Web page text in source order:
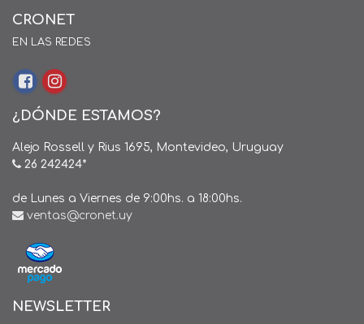
CRONET
EN LAS REDES
¿DÓNDE ESTAMOS?
Alejo Rossell y Rius 1695, Montevideo, Uruguay
26 242424*
de Lunes a Viernes de 9:00hs. a 18:00hs.
ventas@cronet.uy
NEWSLETTER